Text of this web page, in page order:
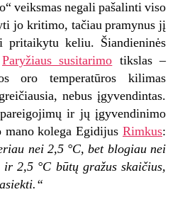
veiksmas negali pašalinti viso
jo kritimo, tačiau pramynus jį
pritaikytu keliu. Šiandieninės
Paryžiaus susitarimo tikslas –
oro temperatūros kilimas
nebus įgyvendintas.
ir jų įgyvendinimo
mano kolega Egidijus Rimkus:
nei 2,5 °C, bet blogiau nei
2,5 °C būtų gražus skaičius,